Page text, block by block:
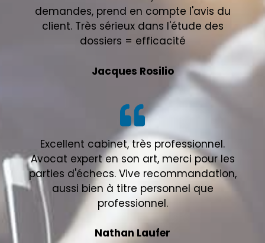
demandes, prend en compte l'avis du
client. Très sérieux dans l'étude des
dossiers = efficacité
Jacques Rosilio
Excellent cabinet, très professionnel.
Avocat expert en son art, merci pour les
parties d'échecs. Vive recommandation,
aussi bien à titre personnel que
professionnel.
Nathan Laufer